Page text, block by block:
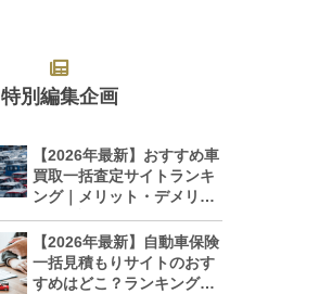
特別編集企画
【2026年最新】おすすめ車
買取一括査定サイトランキ
ング｜メリット・デメリッ
トも解説
【2026年最新】自動車保険
一括見積もりサイトのおす
すめはどこ？ランキングで